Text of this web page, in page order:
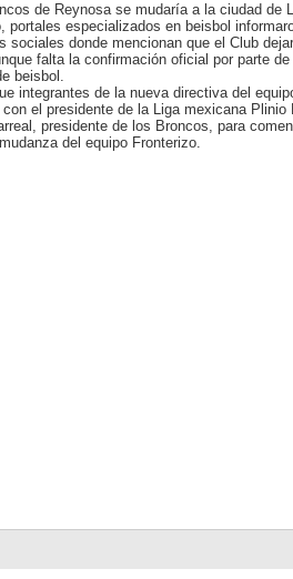
de Reynosa se mudaría a la ciudad de
portales especializados en beisbol
sociales donde mencionan que el Club
falta la confirmación oficial por parte de
beisbol.
integrantes de la nueva directiva del
con el presidente de la Liga mexicana Plinio
presidente de los Broncos, para
del equipo Fronterizo.